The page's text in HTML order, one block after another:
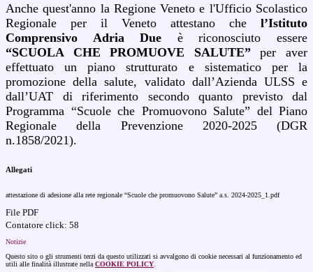
Anche quest'anno la Regione Veneto e l'Ufficio Scolastico
Regionale per il Veneto attestano che l’Istituto
Comprensivo Adria Due è riconosciuto essere
“SCUOLA CHE PROMUOVE SALUTE”per aver
effettuato un piano strutturato e sistematico per la
promozione della salute, validato dall’Azienda ULSS e
dall’UAT di riferimento secondo quanto previsto dal
Programma “Scuole che Promuovono Salute” del Piano
Regionale della Prevenzione 2020-2025 (DGR
n.1858/2021).
Allegati
attestazione di adesione alla rete regionale “Scuole che promuovono Salute” a.s. 2024-2025_1.pdf
File PDF
Contatore click: 58
Notizie
Questo sito o gli strumenti terzi da questo utilizzati si avvalgono di cookie necessari al funzionamento ed
utili alle finalità illustrate nella COOKIE POLICY